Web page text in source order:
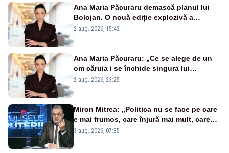
Ana Maria Păcuraru demască planul lui
Bolojan. O nouă ediție explozivă a
emisiunii „Miza Zilei” la Realitatea PLUS
2 aug. 2026, 15:42
Ana Maria Păcuraru: „Ce se alege de un
om căruia i se închide singura lui
portiță?”
2 aug. 2026, 23:25
Miron Mitrea: „Politica nu se face pe care
e mai frumos, care înjură mai mult, care
țipă mai tare, ci pe proiecte”
3 aug. 2026, 07:35